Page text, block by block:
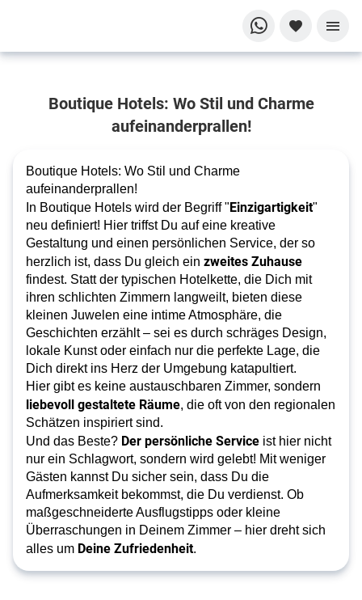
Hotels: Wo
persönliches
Abenteuer
ist!
Entdecke die
Welt der
Boutique
Hotels: Deine
persönliche
Wohlfühloase
wartet!
Boutique Hotels: Wo Stil und Charme
aufeinanderprallen!
Boutique Hotels: Wo Stil und Charme
aufeinanderprallen!
In Boutique Hotels wird der Begriff "Einzigartigkeit"
neu definiert! Hier triffst Du auf eine kreative
Gestaltung und einen persönlichen Service, der so
herzlich ist, dass Du gleich ein zweites Zuhause
findest. Statt der typischen Hotelkette, die Dich mit
ihren schlichten Zimmern langweilt, bieten diese
kleinen Juwelen eine intime Atmosphäre, die
Geschichten erzählt – sei es durch schräges Design,
lokale Kunst oder einfach nur die perfekte Lage, die
Dich direkt ins Herz der Umgebung katapultiert.
Hier gibt es keine austauschbaren Zimmer, sondern
liebevoll gestaltete Räume, die oft von den regionalen
Schätzen inspiriert sind.
Und das Beste? Der persönliche Service ist hier nicht
nur ein Schlagwort, sondern wird gelebt! Mit weniger
Gästen kannst Du sicher sein, dass Du die
Aufmerksamkeit bekommst, die Du verdienst. Ob
maßgeschneiderte Ausflugstipps oder kleine
Überraschungen in Deinem Zimmer – hier dreht sich
alles um Deine Zufriedenheit.